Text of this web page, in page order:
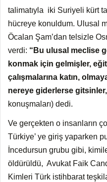
talimatıyla iki Suriyeli kürt
hücreye konuldum. Ulusal
Öcalan Şam’dan telsizle
verdi: “Bu ulusal meclise
konmak için gelmişler,
çalışmalarına katın,
nereye giderlerse
konuşmaları) dedi.
Ve gerçekten o insanların
Türkiye’ ye giriş yaparken
İncedursun grubu gibi,
öldürüldü, Avukat Faik
Kimleri Türk istihbarat